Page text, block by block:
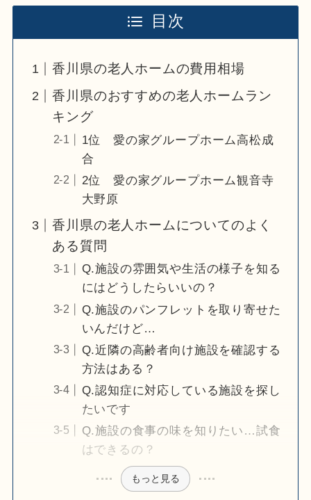
目次
香川県の老人ホームの費用相場
香川県のおすすめの老人ホームラン
キング
1位 愛の家グループホーム高松成
合
2位 愛の家グループホーム観音寺
大野原
香川県の老人ホームについてのよく
ある質問
Q.施設の雰囲気や生活の様子を知る
にはどうしたらいいの？
Q.施設のパンフレットを取り寄せた
いんだけど…
Q.近隣の高齢者向け施設を確認する
方法はある？
Q.認知症に対応している施設を探し
たいです
Q.施設の食事の味を知りたい…試食
はできるの？
もっと見る